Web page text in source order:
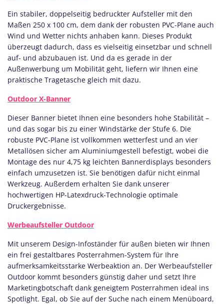
Ein stabiler, doppelseitig bedruckter Aufsteller mit den
Maßen 250 x 100 cm, dem dank der robusten PVC-Plane auch
Wind und Wetter nichts anhaben kann. Dieses Produkt
überzeugt dadurch, dass es vielseitig einsetzbar und schnell
auf- und abzubauen ist. Und da es gerade in der
Außenwerbung um Mobilität geht, liefern wir Ihnen eine
praktische Tragetasche gleich mit dazu.
Outdoor X-Banner
Dieser Banner bietet Ihnen eine besonders hohe Stabilität –
und das sogar bis zu einer Windstärke der Stufe 6. Die
robuste PVC-Plane ist vollkommen wetterfest und an vier
Metallösen sicher am Aluminiumgestell befestigt, wobei die
Montage des nur 4,75 kg leichten Bannerdisplays besonders
einfach umzusetzen ist. Sie benötigen dafür nicht einmal
Werkzeug. Außerdem erhalten Sie dank unserer
hochwertigen HP-Latexdruck-Technologie optimale
Druckergebnisse.
Werbeaufsteller Outdoor
Mit unserem Design-Infoständer für außen bieten wir Ihnen
ein frei gestaltbares Posterrahmen-System für Ihre
aufmerksamkeitsstarke Werbeaktion an. Der Werbeaufsteller
Outdoor kommt besonders günstig daher und setzt Ihre
Marketingbotschaft dank geneigtem Posterrahmen ideal ins
Spotlight. Egal, ob Sie auf der Suche nach einem Menüboard,